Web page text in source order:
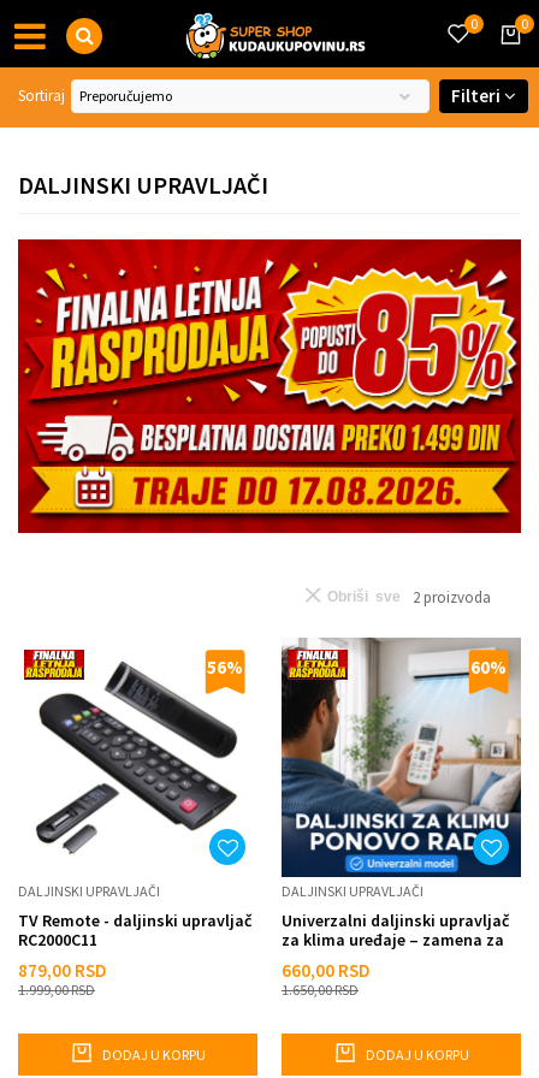
0
0
DALJINSKI UPRAVLJAČI
Sortiraj Filteri
2 proizvoda
Obriši sve
56%
DALJINSKI UPRAVLJAČI
TV Remote - daljinski upravljač
RC2000C11
879,00 RSD
1.999,00RSD
DODAJ U KORPU
60%
DALJINSKI UPRAVLJAČI
Univerzalni daljinski upravljač
za klima uređaje – zamena za
660,00 RSD
1.650,00RSD
DODAJ U KORPU